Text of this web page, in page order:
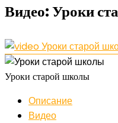
Видео:Уроки
Уроки старой школы
Описание
Видео